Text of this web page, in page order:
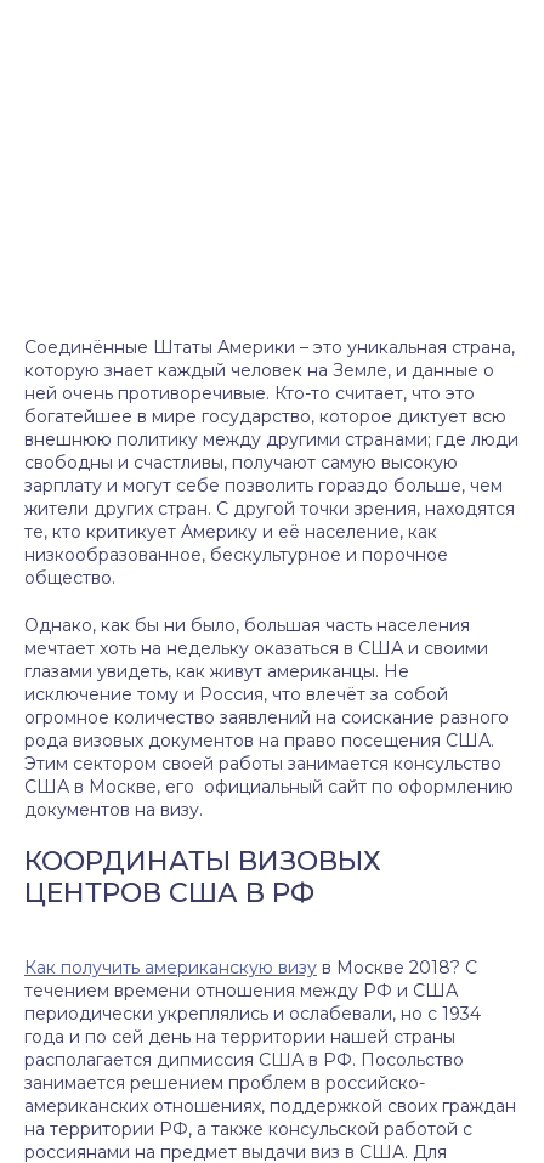
Соединённые Штаты Америки – это уникальная страна,
которую знает каждый человек на Земле, и данные о
ней очень противоречивые. Кто-то считает, что это
богатейшее в мире государство, которое диктует всю
внешнюю политику между другими странами; где люди
свободны и счастливы, получают самую высокую
зарплату и могут себе позволить гораздо больше, чем
жители других стран. С другой точки зрения, находятся
те, кто критикует Америку и её население, как
низкообразованное, бескультурное и порочное
общество.
Однако, как бы ни было, большая часть населения
мечтает хоть на недельку оказаться в США и своими
глазами увидеть, как живут американцы. Не
исключение тому и Россия, что влечёт за собой
огромное количество заявлений на соискание разного
рода визовых документов на право посещения США.
Этим сектором своей работы занимается консульство
США в Москве, его официальный сайт по оформлению
документов на визу.
КООРДИНАТЫ ВИЗОВЫХ
ЦЕНТРОВ США В РФ
Как получить американскую визу в Москве 2018? С
течением времени отношения между РФ и США
периодически укреплялись и ослабевали, но с 1934
года и по сей день на территории нашей страны
располагается дипмиссия США в РФ. Посольство
занимается решением проблем в российско-
американских отношениях, поддержкой своих граждан
на территории РФ, а также консульской работой с
россиянами на предмет выдачи виз в США. Для